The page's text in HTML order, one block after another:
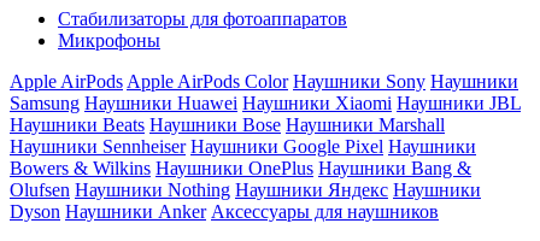
Стабилизаторы для фотоаппаратов
Микрофоны
Apple AirPods Apple AirPods Color Наушники Sony Наушники
Samsung Наушники Huawei Наушники Xiaomi Наушники JBL
Наушники Beats Наушники Bose Наушники Marshall
Наушники Sennheiser Наушники Google Pixel Наушники
Bowers & Wilkins Наушники OnePlus Наушники Bang &
Olufsen Наушники Nothing Наушники Яндекс Наушники
Dyson Наушники Anker Аксессуары для наушников